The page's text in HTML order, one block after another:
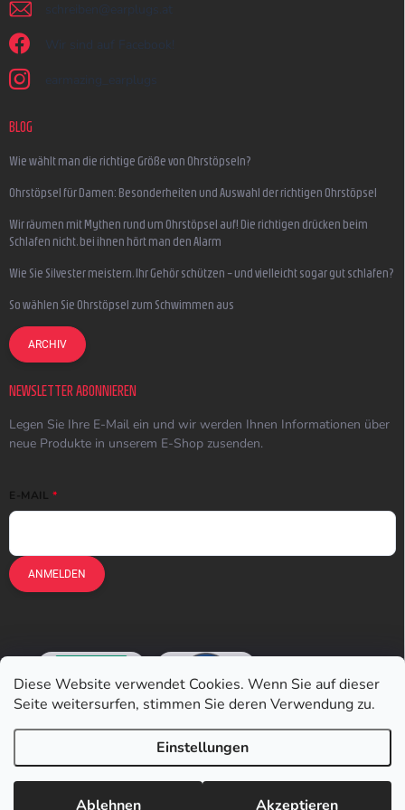
Diese Website verwendet Cookies. Wenn Sie auf dieser
Seite weitersurfen, stimmen Sie deren Verwendung zu.
Einstellungen
Ablehnen Akzeptieren
schreiben @ earplugs.at
Wir sind auf Facebook!
earmazing_earplugs
BLOG
Wie wählt man die richtige Größe von Ohrstöpseln?
Ohrstöpsel für Damen: Besonderheiten und Auswahl der richtigen Ohrstöpsel
Wir räumen mit Mythen rund um Ohrstöpsel auf! Die richtigen drücken beim
Schlafen nicht, bei ihnen hört man den Alarm
Wie Sie Silvester meistern, Ihr Gehör schützen – und vielleicht sogar gut schlafen?
So wählen Sie Ohrstöpsel zum Schwimmen aus
ARCHIV
NEWSLETTER ABONNIEREN
Legen Sie Ihre E-Mail ein und wir werden Ihnen Informationen über
neue Produkte in unserem E-Shop zusenden.
E-MAIL
ANMELDEN
Copyright 2026 . Alle Rechte vorbehalten.